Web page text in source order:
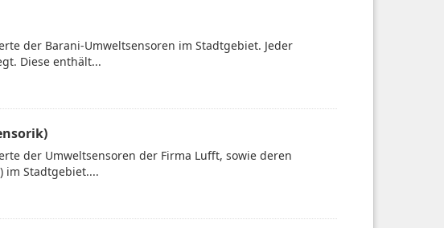
der Barani-Umweltsensoren im Stadtgebiet. Jeder
Diese enthält...
der Umweltsensoren der Firma Lufft, sowie deren
im Stadtgebiet....